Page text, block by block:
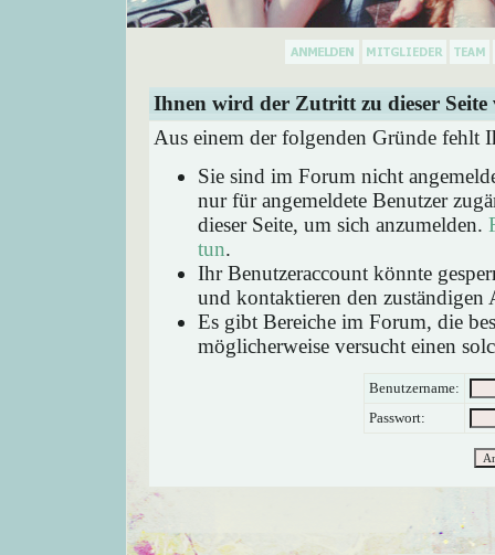
Ihnen wird der Zutritt zu dieser Seite
Aus einem der folgenden Gründe fehlt
Sie sind im Forum nicht
nur für angemeldete Benutzer
dieser Seite, um sich anzumelden.
tun.
Ihr Benutzeraccount könnte
und kontaktieren den zuständigen
Es gibt Bereiche im Forum, die
möglicherweise versucht einen
Benutzername:
Passwort: